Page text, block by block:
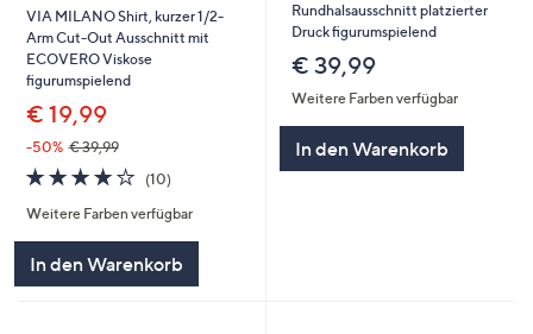
VIA MILANO Shirt, kurzer 1/2-
Arm Cut-Out Ausschnitt mit
ECOVERO Viskose
figurumspielend
€ 19,99
-50% € 39,99
4.0
von
5
(10)
Weitere Farben verfügbar
In den Warenkorb
Rundhalsausschnitt platzierter
Druck figurumspielend
€ 39,99
Weitere Farben verfügbar
In den Warenkorb